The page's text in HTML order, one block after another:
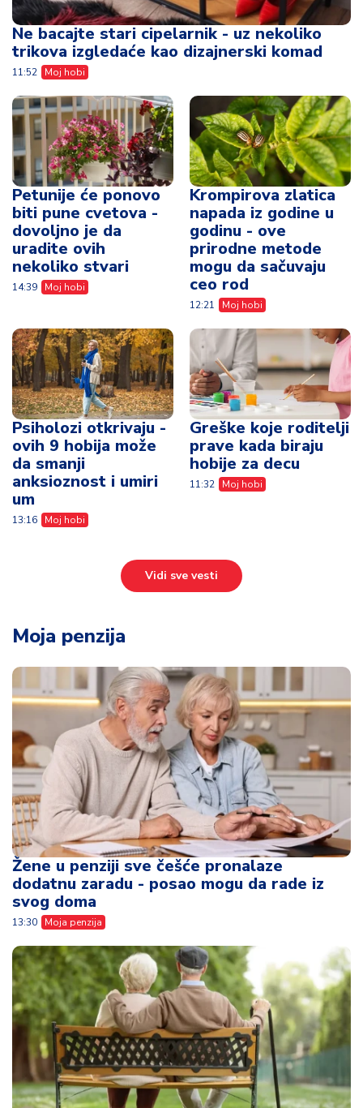
Ne bacajte stari cipelarnik - uz nekoliko
trikova izgledaće kao dizajnerski komad
11:52 Moj hobi
Petunije će ponovo
biti pune cvetova -
dovoljno je da
uradite ovih
nekoliko stvari
14:39 Moj hobi
Krompirova zlatica
napada iz godine u
godinu - ove
prirodne metode
mogu da sačuvaju
ceo rod
12:21 Moj hobi
Psiholozi otkrivaju -
ovih 9 hobija može
da smanji
anksioznost i umiri
um
13:16 Moj hobi
Greške koje roditelji
prave kada biraju
hobije za decu
11:32 Moj hobi
Vidi sve vesti
Moja penzija
Žene u penziji sve češće pronalaze
dodatnu zaradu - posao mogu da rade iz
svog doma
13:30 Moja penzija